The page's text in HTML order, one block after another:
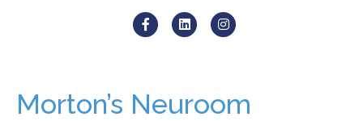
F
L
k
I
t
Morton’s Neuroom